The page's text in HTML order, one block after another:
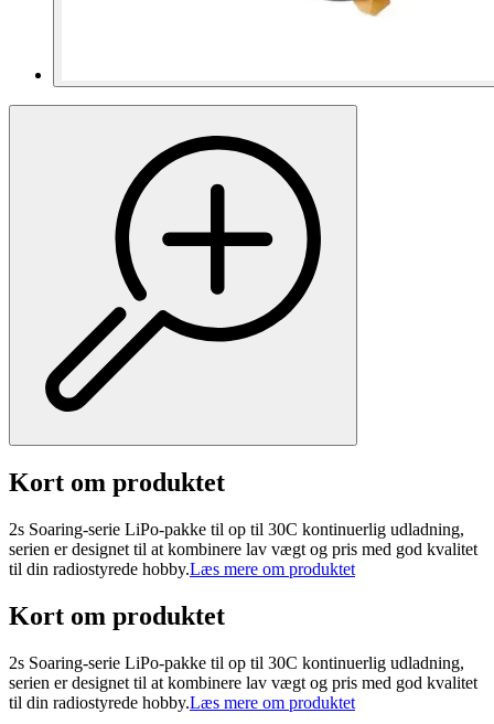
Kort om produktet
2s Soaring-serie LiPo-pakke til op til 30C kontinuerlig udladning,
serien er designet til at kombinere lav vægt og pris med god kvalitet
til din radiostyrede hobby.Læs mere om produktet
Kort om produktet
2s Soaring-serie LiPo-pakke til op til 30C kontinuerlig udladning,
serien er designet til at kombinere lav vægt og pris med god kvalitet
til din radiostyrede hobby.Læs mere om produktet